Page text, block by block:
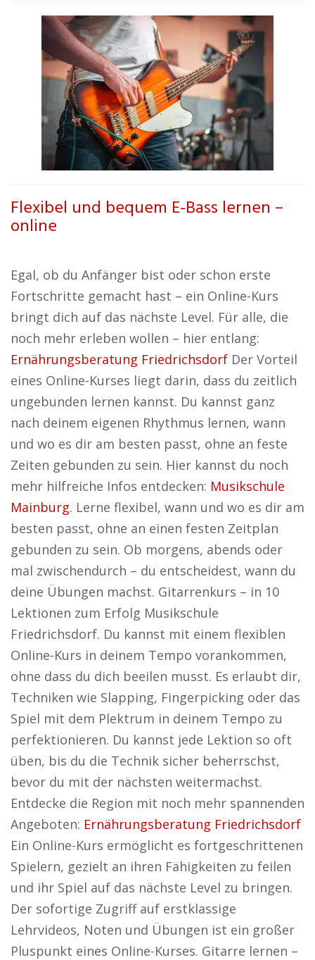
Flexibel und bequem E-Bass lernen –
online
Egal, ob du Anfänger bist oder schon erste
Fortschritte gemacht hast – ein Online-Kurs
bringt dich auf das nächste Level. Für alle, die
noch mehr erleben wollen – hier entlang:
Ernährungsberatung Friedrichsdorf Der Vorteil
eines Online-Kurses liegt darin, dass du zeitlich
ungebunden lernen kannst. Du kannst ganz
nach deinem eigenen Rhythmus lernen, wann
und wo es dir am besten passt, ohne an feste
Zeiten gebunden zu sein. Hier kannst du noch
mehr hilfreiche Infos entdecken: Musikschule
Mainburg. Lerne flexibel, wann und wo es dir am
besten passt, ohne an einen festen Zeitplan
gebunden zu sein. Ob morgens, abends oder
mal zwischendurch – du entscheidest, wann du
deine Übungen machst. Gitarrenkurs – in 10
Lektionen zum Erfolg Musikschule
Friedrichsdorf. Du kannst mit einem flexiblen
Online-Kurs in deinem Tempo vorankommen,
ohne dass du dich beeilen musst. Es erlaubt dir,
Techniken wie Slapping, Fingerpicking oder das
Spiel mit dem Plektrum in deinem Tempo zu
perfektionieren. Du kannst jede Lektion so oft
üben, bis du die Technik sicher beherrschst,
bevor du mit der nächsten weitermachst.
Entdecke die Region mit noch mehr spannenden
Angeboten: Ernährungsberatung Friedrichsdorf
Ein Online-Kurs ermöglicht es fortgeschrittenen
Spielern, gezielt an ihren Fähigkeiten zu feilen
und ihr Spiel auf das nächste Level zu bringen.
Der sofortige Zugriff auf erstklassige
Lehrvideos, Noten und Übungen ist ein großer
Pluspunkt eines Online-Kurses. Gitarre lernen –